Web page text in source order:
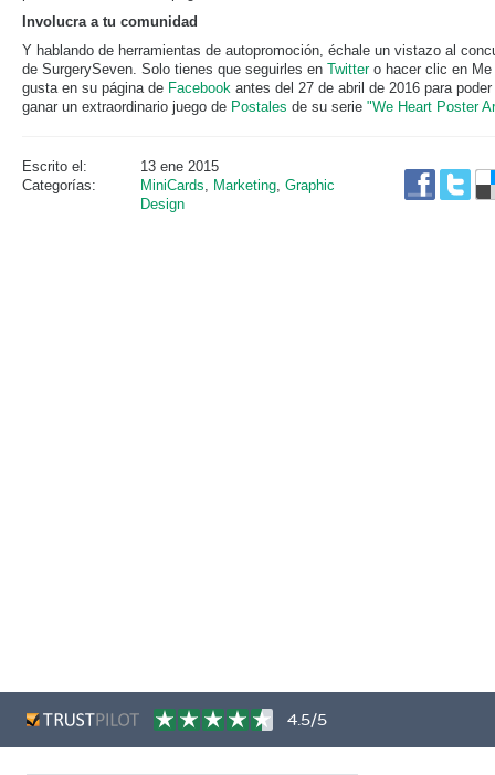
Involucra a tu comunidad
Y hablando de herramientas de autopromoción, échale un vistazo al
de SurgerySeven. Solo tienes que seguirles en Twittero hacer clic en Me
gusta en su página de Facebook antes del 27 de abril de 2016 para poder
ganar un extraordinario juego de Postales de su serie "We Heart Poster
Escrito el:
13 ene 2015
Categorías:
MiniCards, Marketing, Graphic
Design
4.5/5